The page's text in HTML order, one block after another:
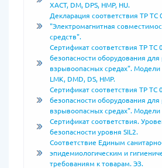
XACT, DM, DPS, HMP, HU.
Декларация соответствия ТР ТС
"Электромагнитная
средств".
Сертификат соответствия ТР ТС
безопасности оборудования для
взрывоопасных средах". Модели
LMK, DMD, DS, HMP.
Сертификат соответствия ТР ТС
безопасности оборудования для
взрывоопасных средах". Модели
Сертификат соответствия.
безопасности уровня SIL2.
Соответствие Единым
эпидемиологическим и
требованиям к товарам. ЭЗ.